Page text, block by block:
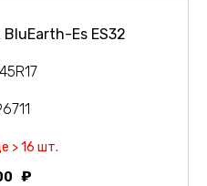
BluEarth-Es ES32
> 16 шт.